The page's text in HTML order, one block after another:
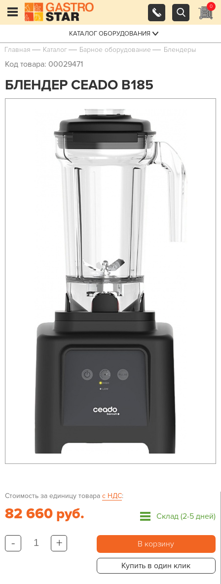
0
КАТАЛОГ ОБОРУДОВАНИЯ
Главная Каталог Барное оборудование Блендеры
Код товара: 00029471
БЛЕНДЕР CEADO B185
Стоимость за единицу товара с НДС:
82 660 руб. Склад (2-5 дней)
- + В корзину
Купить в один клик